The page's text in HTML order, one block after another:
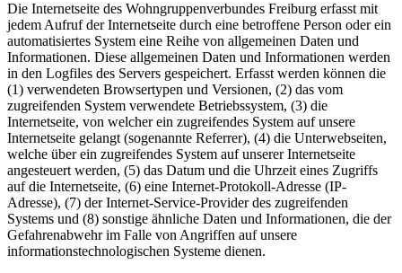
Die Internetseite des Wohngruppenverbundes Freiburg erfasst mit
jedem Aufruf der Internetseite durch eine betroffene Person oder ein
automatisiertes System eine Reihe von allgemeinen Daten und
Informationen. Diese allgemeinen Daten und Informationen werden
in den Logfiles des Servers gespeichert. Erfasst werden können die
(1) verwendeten Browsertypen und Versionen, (2) das vom
zugreifenden System verwendete Betriebssystem, (3) die
Internetseite, von welcher ein zugreifendes System auf unsere
Internetseite gelangt (sogenannte Referrer), (4) die Unterwebseiten,
welche über ein zugreifendes System auf unserer Internetseite
angesteuert werden, (5) das Datum und die Uhrzeit eines Zugriffs
auf die Internetseite, (6) eine Internet-Protokoll-Adresse (IP-
Adresse), (7) der Internet-Service-Provider des zugreifenden
Systems und (8) sonstige ähnliche Daten und Informationen, die der
Gefahrenabwehr im Falle von Angriffen auf unsere
informationstechnologischen Systeme dienen.